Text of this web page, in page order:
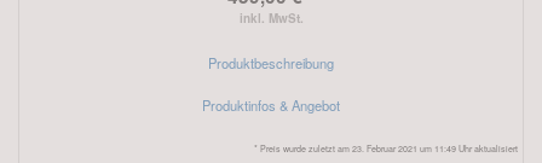
inkl. MwSt.
Produktbeschreibung
Produktinfos & Angebot
* Preis wurde zuletzt am 23. Februar 2021 um 11:49 Uhr aktualisiert